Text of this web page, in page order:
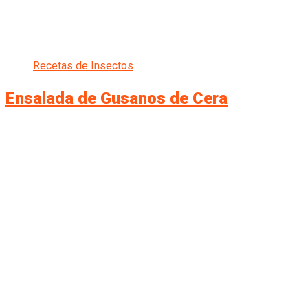
Recetas de Insectos
Ensalada de Gusanos de Cera